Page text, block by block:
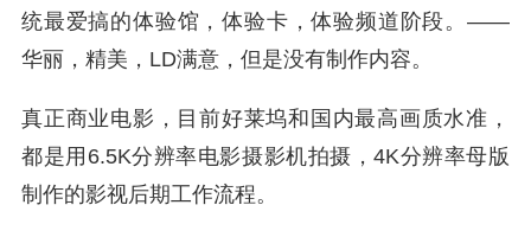
统最爱搞的体验馆，体验卡，体验频道阶段。——
华丽，精美，LD满意，但是没有制作内容。
真正商业电影，目前好莱坞和国内最高画质水准，
都是用6.5K分辨率电影摄影机拍摄，4K分辨率母版
制作的影视后期工作流程。